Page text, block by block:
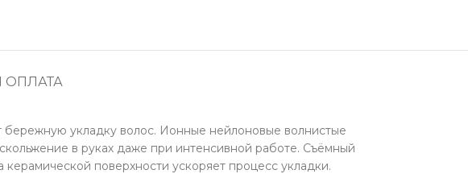
ОПЛАТА
укладку волос. Ионные нейлоновые волнистые
в руках даже при интенсивной работе. Съёмный
поверхности ускоряет процесс укладки.